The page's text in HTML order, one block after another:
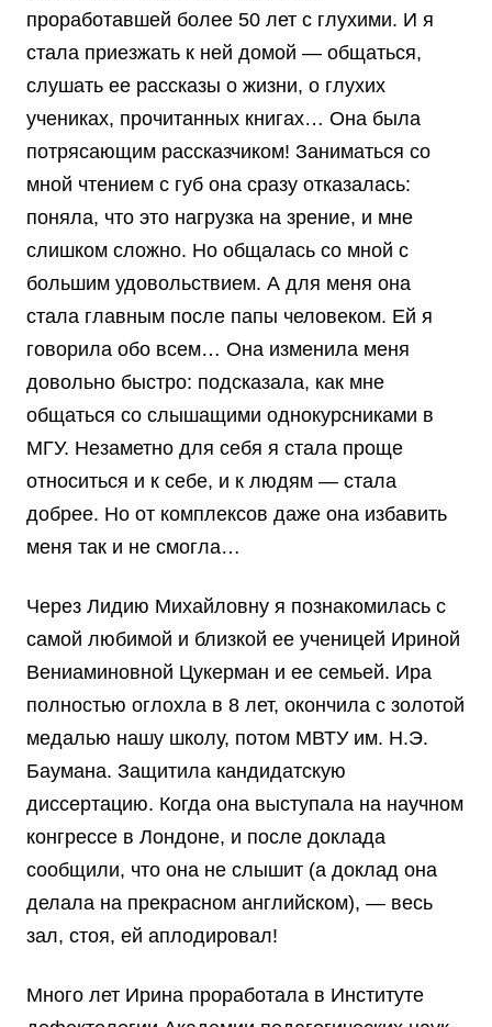
проработавшей более 50 лет с глухими. И я
стала приезжать к ней домой — общаться,
слушать ее рассказы о жизни, о глухих
учениках, прочитанных книгах… Она была
потрясающим рассказчиком! Заниматься со
мной чтением с губ она сразу отказалась:
поняла, что это нагрузка на зрение, и мне
слишком сложно. Но общалась со мной с
большим удовольствием. А для меня она
стала главным после папы человеком. Ей я
говорила обо всем… Она изменила меня
довольно быстро: подсказала, как мне
общаться со слышащими однокурсниками в
МГУ. Незаметно для себя я стала проще
относиться и к себе, и к людям — стала
добрее. Но от комплексов даже она избавить
меня так и не смогла…
Через Лидию Михайловну я познакомилась с
самой любимой и близкой ее ученицей Ириной
Вениаминовной Цукерман и ее семьей. Ира
полностью оглохла в 8 лет, окончила с золотой
медалью нашу школу, потом МВТУ им. Н.Э.
Баумана. Защитила кандидатскую
диссертацию. Когда она выступала на научном
конгрессе в Лондоне, и после доклада
сообщили, что она не слышит (а доклад она
делала на прекрасном английском), — весь
зал, стоя, ей аплодировал!
Много лет Ирина проработала в Институте